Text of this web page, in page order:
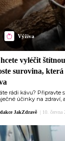
Výživa
vyléčit
surovina,
rádi kávu? Připravte
účinky na zdraví,
JakZdravě 10. června